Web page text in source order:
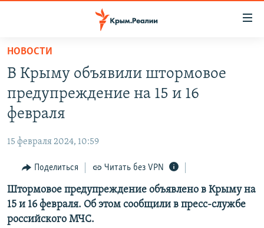
Вернуться
основному
содержанию
Вернутся
главной
навигации
Вернутся
поиску
СПЕЦПРОЕКТЫ
11 ЛЕТ ОККУПАЦИИ КРЫМА. 11 ИСТОРИЙ СОПРОТИВЛЕНИЯ
ВОДА
ЕЩЕ
ИНТЕРАКТИВ
ИНФОГРАФИКА
ТЕЛЕПРОЕКТ КРЫМ.РЕАЛИИ
РАДІО СВОБОДА
КАК ОБОЙТИ БЛОКИРОВКУ
Українською
НОВОСТИ
В Крыму объявили штормовое
предупреждение на 15 и 16
февраля
15 февраля 2024, 10:59
Поделиться Читать без VPN
Штормовое предупреждение объявлено в Крыму на
15 и 16 февраля. Об этом сообщили в пресс-службе
российского МЧС.